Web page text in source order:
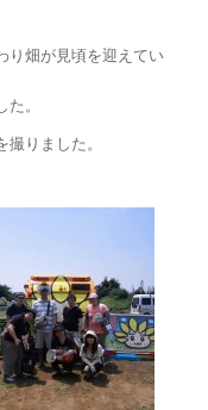
り畑が見頃を迎えてい
。
りました。